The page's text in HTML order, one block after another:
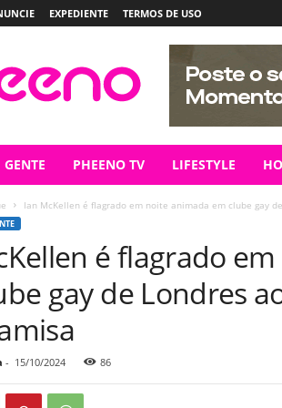
EXPEDIENTE TERMOS DE USO
GENTE PHEENO TV LIFESTYLE
Ian McKellen é flagrado em noite animada em clube gay
é flagrado
gay de Londres
- 15/10/2024 86